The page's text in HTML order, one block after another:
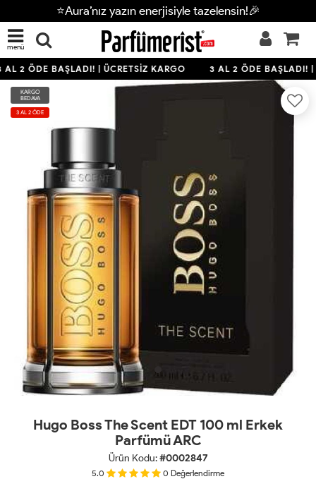
⭐Aura’nız yazın enerjisiyle tazelensin!🎉
menü
2 ÖDE BAŞLADI! | ÜCRETSİZ KARGO 3 AL 2 ÖDE BAŞLADI! |
KARGO
BEDAVA
3 AL 2 ÖDE
Hugo Boss The Scent EDT 100 ml Erkek
Parfümü ARC
Ürün Kodu:#0002847
5.0 0 Değerlendirme